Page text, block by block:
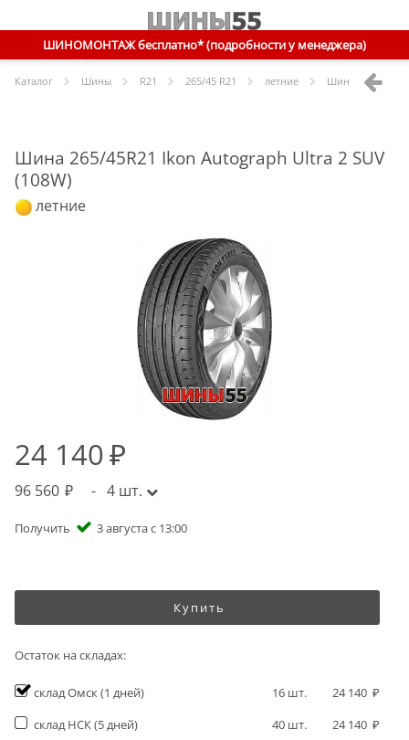
ШИНОМОНТАЖ бесплатно* (подробности у менеджера)
Каталог Шины R21 265/45 R21 летние Шины Ikon
Шина 265/45R21 Ikon Autograph Ultra 2 SUV
(108W)
летние
24 140
96 560 - 4 шт.
Получить 3 августа с 13:00
Купить
Остаток на складах:
склад Омск (1 дней) 16 шт.
24 140
склад НСК(5 дней) 40 шт.
24 140